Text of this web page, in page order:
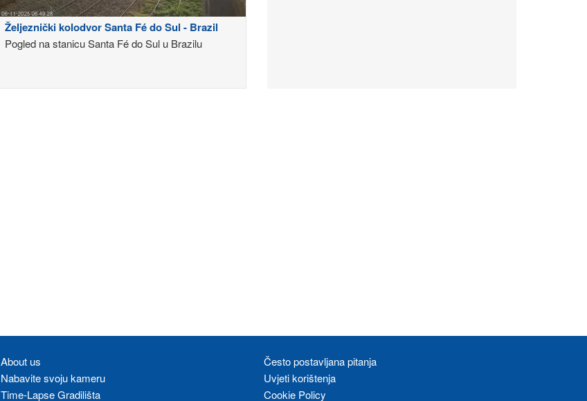
Željeznički kolodvor Santa Fé do Sul - Brazil
Pogled na stanicu Santa Fé do Sul u Brazilu
About us
Nabavite svoju kameru
Time-Lapse Gradilišta
Često postavljana pitanja
Uvjeti korištenja
Cookie Policy